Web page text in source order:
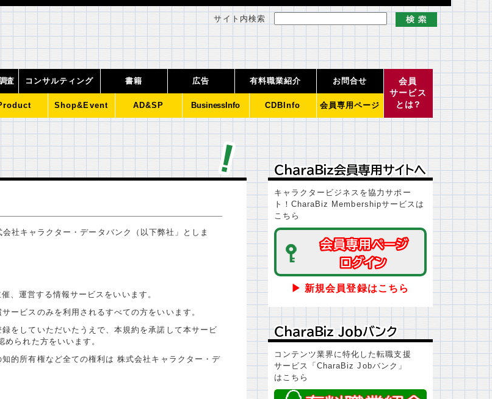
サイト内検索
査 コンサルティング 書籍 広告 有料職業紹介 お問合せ
Shop&Event AD&SP BusinessInfo CDBInfo 会員専用ページ
会員
サービス
とは?
社キャラクター・データバンク（以下弊社」としま
、運営する情報サービスをいいます。
ービスのみを利用されるすべての方をいいます。
をしていただいたうえで、本規約を承諾して本サービ
られた方をいいます。
的所有権など全ての権利は 株式会社キャラクター・デ
ＣｈａｒａＢｉｚ会員専用サイトへ
ＣｈａｒａＢｉｚ会員専用サイトへ
キャラクタービジネスを協力サポー
ト！CharaBiz Membershipサービスは
こちら
会員専用ページ
会員専用ページ
ログイン
ログイン
▶ 新規会員登録はこちら
ＣｈａｒａＢｉｚ Ｊｏｂバンク
ＣｈａｒａＢｉｚ Ｊｏｂバンク
コンテンツ業界に特化した転職支援
サービス「CharaBiz Jobバンク」
はこちら